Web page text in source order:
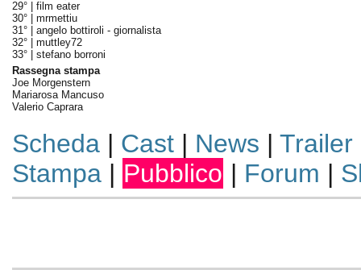
29° | film eater
30° | mrmettiu
31° | angelo bottiroli - giornalista
32° | muttley72
33° | stefano borroni
Rassegna stampa
Joe Morgenstern
Mariarosa Mancuso
Valerio Caprara
Scheda| Cast| News | Trailer
Stampa| Pubblico | Forum |